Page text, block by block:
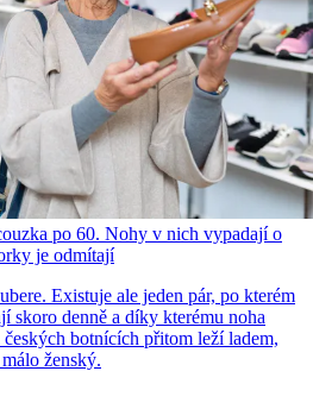
po 60. Nohy v nich vypadají o
je odmítají
Existuje ale jeden pár, po kterém
skoro denně a díky kterému noha
botnících přitom leží ladem,
ženský.